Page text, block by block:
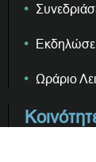
Ωράριο